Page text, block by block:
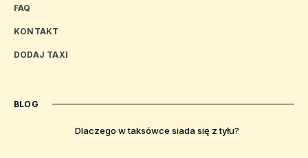
FAQ
KONTAKT
DODAJ TAXI
BLOG
Dlaczego w taksówce siada się z tyłu?